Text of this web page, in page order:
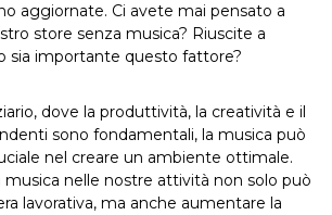
aggiornate. Ci avete mai pensato a
store senza musica? Riuscite a
sia importante questo fattore?
dove la produttività, la creatività e il
sono fondamentali, la musica può
nel creare un ambiente ottimale.
musica nelle nostre attività non solo può
lavorativa, ma anche aumentare la